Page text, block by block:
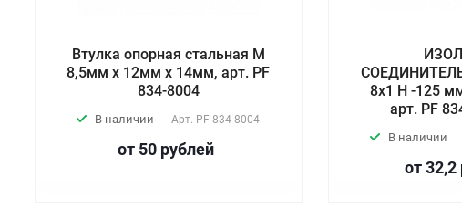
Втулка опорная стальная М
8,5мм х 12мм х 14мм, арт. PF
834-8004
В наличии Арт. PF 834-8004
от 50 рублей
8х1 Н -125
арт. PF
В наличии
от 32,2